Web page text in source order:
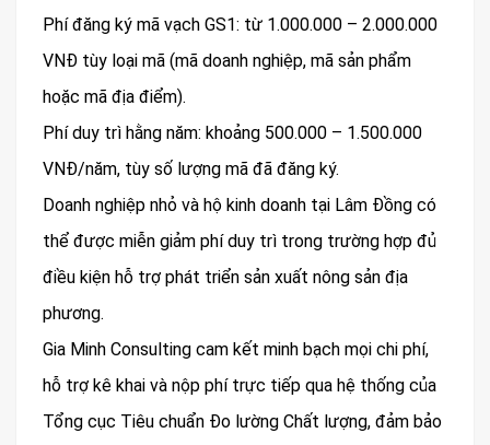
Phí đăng ký mã vạch GS1: từ 1.000.000 – 2.000.000
VNĐ tùy loại mã (mã doanh nghiệp, mã sản phẩm
hoặc mã địa điểm).
Phí duy trì hằng năm: khoảng 500.000 – 1.500.000
VNĐ/năm, tùy số lượng mã đã đăng ký.
Doanh nghiệp nhỏ và hộ kinh doanh tại Lâm Đồng có
thể được miễn giảm phí duy trì trong trường hợp đủ
điều kiện hỗ trợ phát triển sản xuất nông sản địa
phương.
Gia Minh Consulting cam kết minh bạch mọi chi phí,
hỗ trợ kê khai và nộp phí trực tiếp qua hệ thống của
Tổng cục Tiêu chuẩn Đo lường Chất lượng, đảm bảo